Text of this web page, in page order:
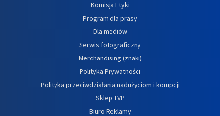
Komisja Etyki
Program dla prasy
Dla mediów
Serwis fotograficzny
Merchandising (znaki)
Polityka Prywatności
Polityka przeciwdziałania nadużyciom i korupcji
Sklep TVP
Biuro Reklamy